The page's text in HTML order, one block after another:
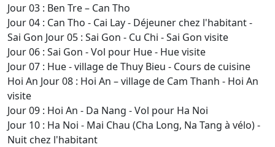
Jour 03 : Ben Tre – Can Tho
Jour 04 : Can Tho - Cai Lay - Déjeuner chez l'habitant -
Sai Gon Jour 05 : Sai Gon - Cu Chi - Sai Gon visite
Jour 06 : Sai Gon - Vol pour Hue - Hue visite
Jour 07 : Hue - village de Thuy Bieu - Cours de cuisine
Hoi An Jour 08 : Hoi An – village de Cam Thanh - Hoi An
visite
Jour 09 : Hoi An - Da Nang - Vol pour Ha Noi
Jour 10 : Ha Noi - Mai Chau (Cha Long, Na Tang à vélo) -
Nuit chez l'habitant